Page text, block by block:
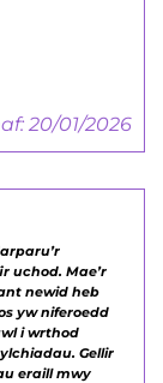
20/01/2026
uchod. Mae’r
newid heb
yw niferoedd
i wrthod
Gellir
eraill mwy